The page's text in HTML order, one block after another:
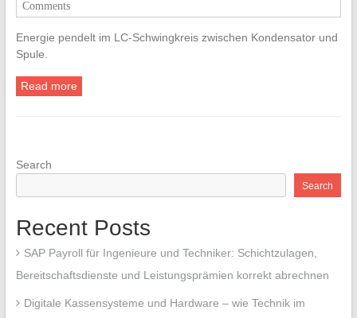
Comments
Energie pendelt im LC-Schwingkreis zwischen Kondensator und
Spule.
Read more
Search
Search
Recent Posts
SAP Payroll für Ingenieure und Techniker: Schichtzulagen,
Bereitschaftsdienste und Leistungsprämien korrekt abrechnen
Digitale Kassensysteme und Hardware – wie Technik im